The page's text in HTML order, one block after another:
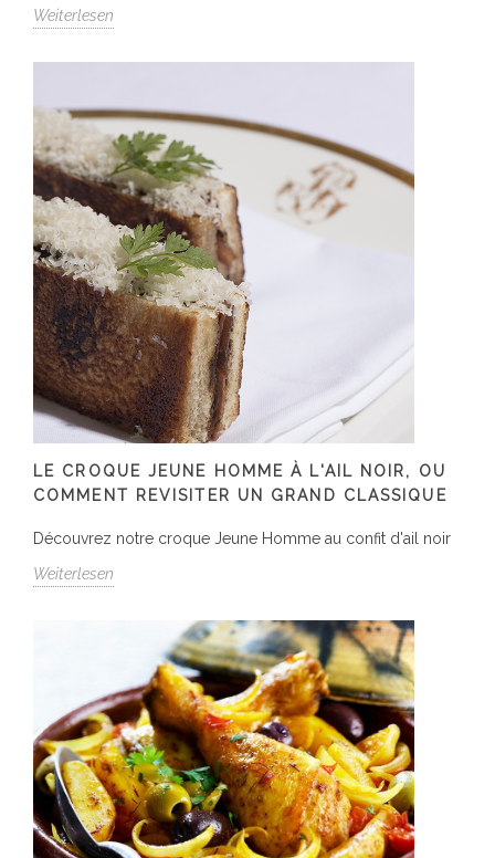
Weiterlesen
LE CROQUE JEUNE HOMME À L'AIL NOIR, OU
COMMENT REVISITER UN GRAND CLASSIQUE
Découvrez notre croque Jeune Homme au confit d'ail noir
Weiterlesen